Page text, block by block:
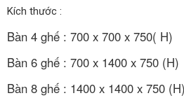
Kích thước :
Bàn 4 ghế : 700 x 700 x 750( H)
Bàn 6 ghế : 700 x 1400 x 750 (H)
Bàn 8 ghế : 1400 x 1400 x 750 (H)